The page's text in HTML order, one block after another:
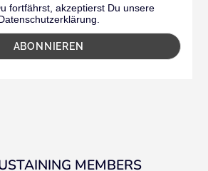
fortfährst, akzeptierst Du unsere
MEMBERS